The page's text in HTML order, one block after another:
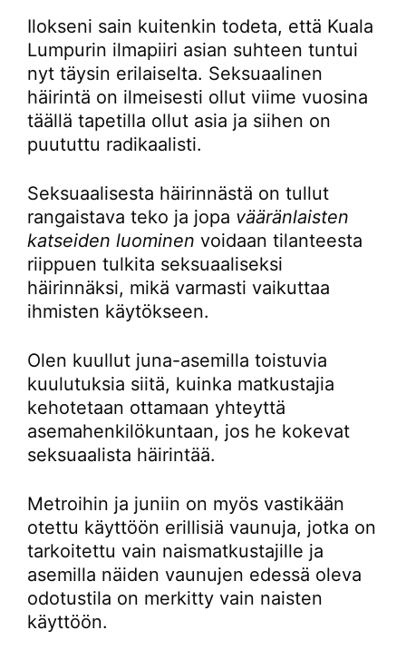
Ilokseni sain kuitenkin todeta, että Kuala
Lumpurin ilmapiiri asian suhteen tuntui
nyt täysin erilaiselta. Seksuaalinen
häirintä on ilmeisesti ollut viime vuosina
täällä tapetilla ollut asia ja siihen on
puututtu radikaalisti.
Seksuaalisesta häirinnästä on tullut
rangaistava teko ja jopa vääränlaisten
katseiden luominen voidaan tilanteesta
riippuen tulkita seksuaaliseksi
häirinnäksi, mikä varmasti vaikuttaa
ihmisten käytökseen.
Olen kuullut juna-asemilla toistuvia
kuulutuksia siitä, kuinka matkustajia
kehotetaan ottamaan yhteyttä
asemahenkilökuntaan, jos he kokevat
seksuaalista häirintää.
Metroihin ja juniin on myös vastikään
otettu käyttöön erillisiä vaunuja, jotka on
tarkoitettu vain naismatkustajille ja
asemilla näiden vaunujen edessä oleva
odotustila on merkitty vain naisten
käyttöön.